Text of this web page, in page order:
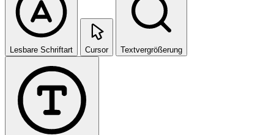
Lesbare Schriftart Cursor Textvergrößerung